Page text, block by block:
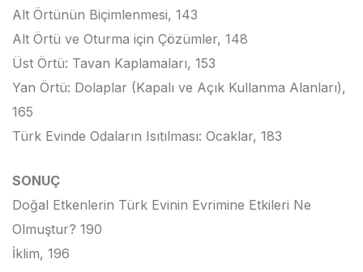
Alt Örtünün Biçimlenmesi, 143
Alt Örtü ve Oturma için Çözümler, 148
Üst Örtü: Tavan Kaplamaları, 153
Yan Örtü: Dolaplar (Kapalı ve Açık Kullanma Alanları),
165
Türk Evinde Odaların Isıtılması: Ocaklar, 183
SONUÇ
Doğal Etkenlerin Türk Evinin Evrimine Etkileri Ne
Olmuştur? 190
İklim, 196